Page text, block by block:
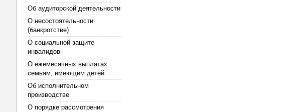
Об аудиторской деятельности
О несостоятельности
(банкротстве)
О социальной защите
инвалидов
О ежемесячных выплатах
семьям, имеющим детей
Об исполнительном
производстве
О порядке рассмотрения